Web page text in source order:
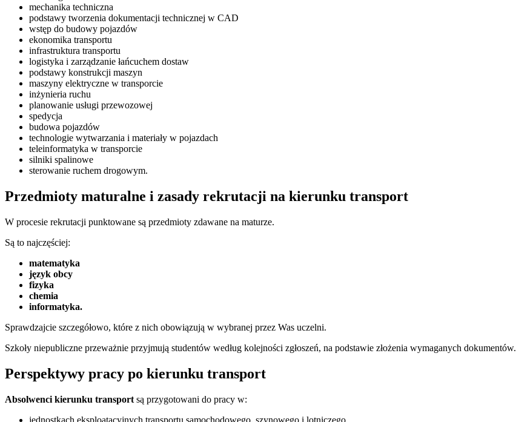
mechanika techniczna
podstawy tworzenia dokumentacji technicznej w CAD
wstęp do budowy pojazdów
ekonomika transportu
infrastruktura transportu
logistyka i zarządzanie łańcuchem dostaw
podstawy konstrukcji maszyn
maszyny elektryczne w transporcie
inżynieria ruchu
planowanie usługi przewozowej
spedycja
budowa pojazdów
technologie wytwarzania i materiały w pojazdach
teleinformatyka w transporcie
silniki spalinowe
sterowanie ruchem drogowym.
Przedmioty maturalne i zasady rekrutacji na kierunku transport
W procesie rekrutacji punktowane są przedmioty zdawane na maturze.
Są to najczęściej:
matematyka
język obcy
fizyka
chemia
informatyka.
Sprawdzajcie szczegółowo, które z nich obowiązują w wybranej przez Was uczelni.
Szkoły niepubliczne przeważnie przyjmują studentów według kolejności zgłoszeń, na podstawie złożenia wymaganych dokumentów.
Perspektywy pracy po kierunku transport
Absolwenci kierunku transport są przygotowani do pracy w:
jednostkach eksploatacyjnych transportu samochodowego, szynowego i lotniczego